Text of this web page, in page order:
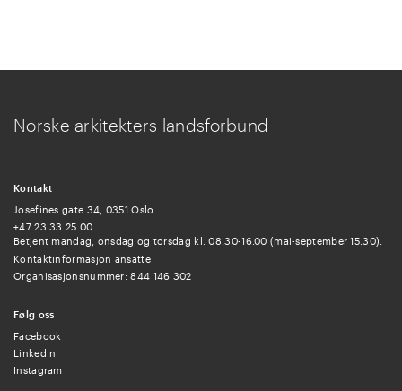
Norske arkitekters landsforbund
Kontakt
Josefines gate 34, 0351 Oslo
+47 23 33 25 00
Betjent mandag, onsdag og torsdag kl. 08.30-16.00 (mai-september 15.30).
Kontaktinformasjon ansatte
Organisasjonsnummer: 844 146 302
Følg oss
Facebook
LinkedIn
Instagram